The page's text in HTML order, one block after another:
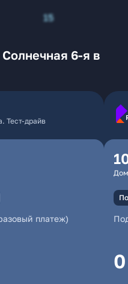
15
6-я в
Тест-драйв
платеж)
0